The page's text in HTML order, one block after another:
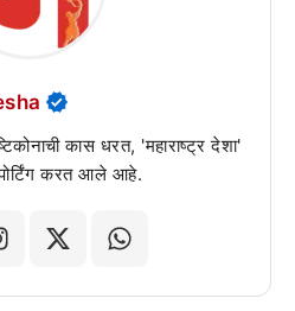
कास धरत, 'महाराष्ट्र देशा'
करत आले आहे.